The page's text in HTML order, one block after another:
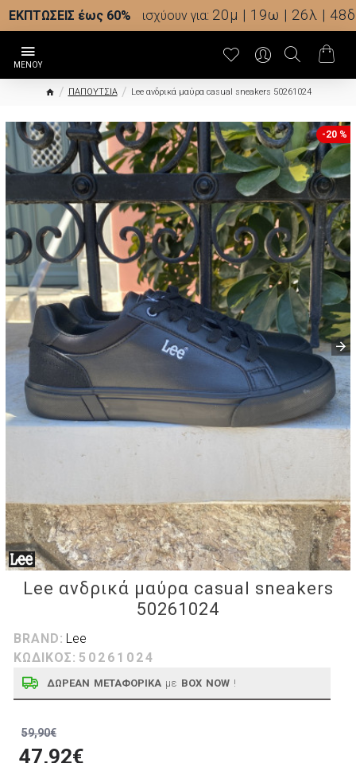
ΕΚΠΤΩΣΕΙΣ έως 60% ισχύουν για: 20μ | 19ω | 26λ | 48δ
ΠΑΠΟΥΤΣΙΑ Lee ανδρικά μαύρα casual sneakers 50261024
-20 %
Lee ανδρικά μαύρα casual sneakers
50261024
ΔΩΡΕΑΝ ΜΕΤΑΦΟΡΙΚΑ με BOX NOW !
BRAND: Lee
ΚΩΔΙΚΟΣ: 50261024
47,92€
59,90€